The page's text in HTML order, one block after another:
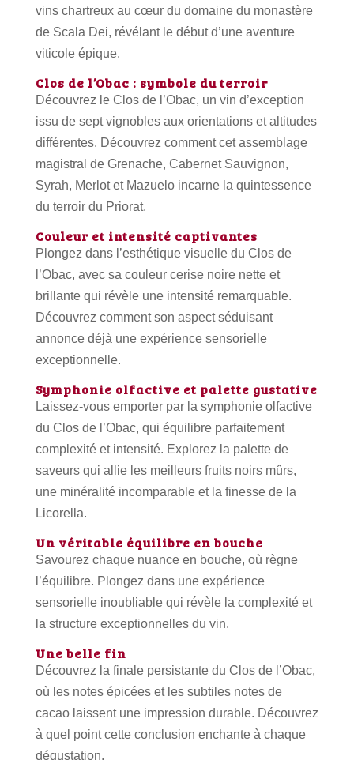
vins chartreux au cœur du domaine du monastère
de Scala Dei, révélant le début d’une aventure
viticole épique.
Clos de l’Obac : symbole du terroir
Découvrez le Clos de l’Obac, un vin d’exception
issu de sept vignobles aux orientations et altitudes
différentes. Découvrez comment cet assemblage
magistral de Grenache, Cabernet Sauvignon,
Syrah, Merlot et Mazuelo incarne la quintessence
du terroir du Priorat.
Couleur et intensité captivantes
Plongez dans l’esthétique visuelle du Clos de
l’Obac, avec sa couleur cerise noire nette et
brillante qui révèle une intensité remarquable.
Découvrez comment son aspect séduisant
annonce déjà une expérience sensorielle
exceptionnelle.
Symphonie olfactive et palette gustative
Laissez-vous emporter par la symphonie olfactive
du Clos de l’Obac, qui équilibre parfaitement
complexité et intensité. Explorez la palette de
saveurs qui allie les meilleurs fruits noirs mûrs,
une minéralité incomparable et la finesse de la
Licorella.
Un véritable équilibre en bouche
Savourez chaque nuance en bouche, où règne
l’équilibre. Plongez dans une expérience
sensorielle inoubliable qui révèle la complexité et
la structure exceptionnelles du vin.
Une belle fin
Découvrez la finale persistante du Clos de l’Obac,
où les notes épicées et les subtiles notes de
cacao laissent une impression durable. Découvrez
à quel point cette conclusion enchante à chaque
dégustation.